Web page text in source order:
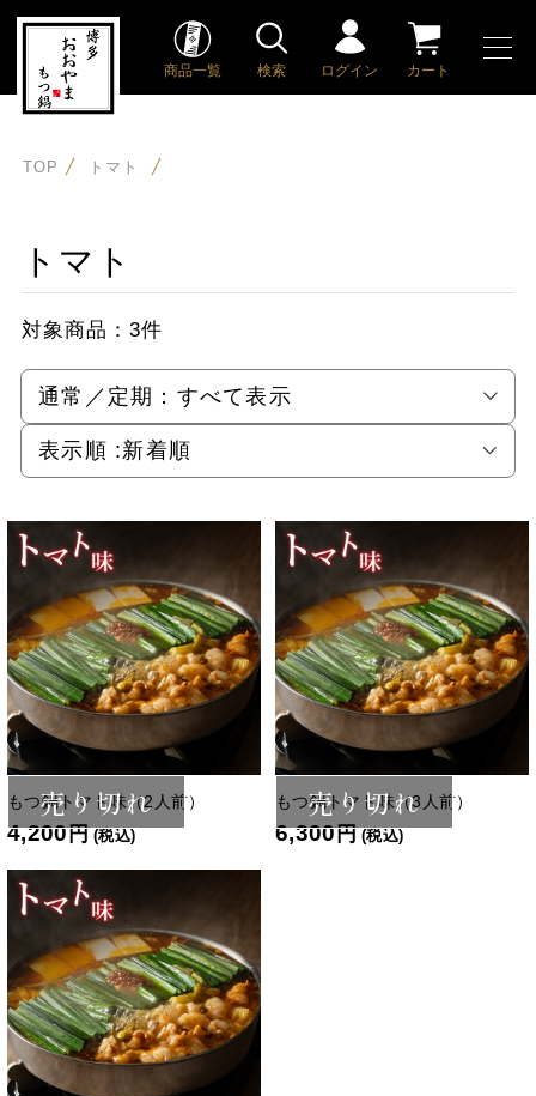
商品一覧 検索 ログイン カート
TOP トマト
トマト
対象商品： 3件
通常／定期： すべて表示
表示順 :新着順
売り切れ
もつ鍋トマト味（2人前）
4,200円 (税込)
売り切れ
もつ鍋トマト味（3人前）
6,300円 (税込)